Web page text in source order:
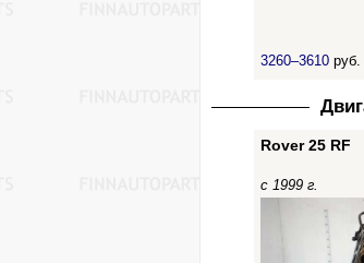
3260–3610 руб.
Rover 25 RF
с 1999 г.